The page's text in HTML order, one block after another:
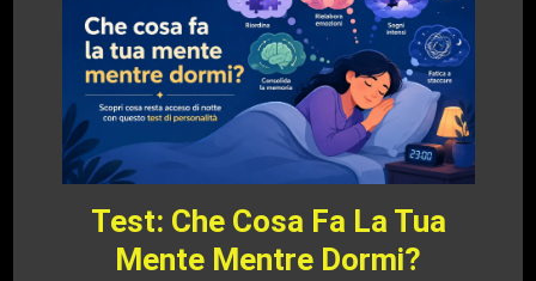
Test: Che Cosa Fa La Tua
Mente Mentre Dormi?